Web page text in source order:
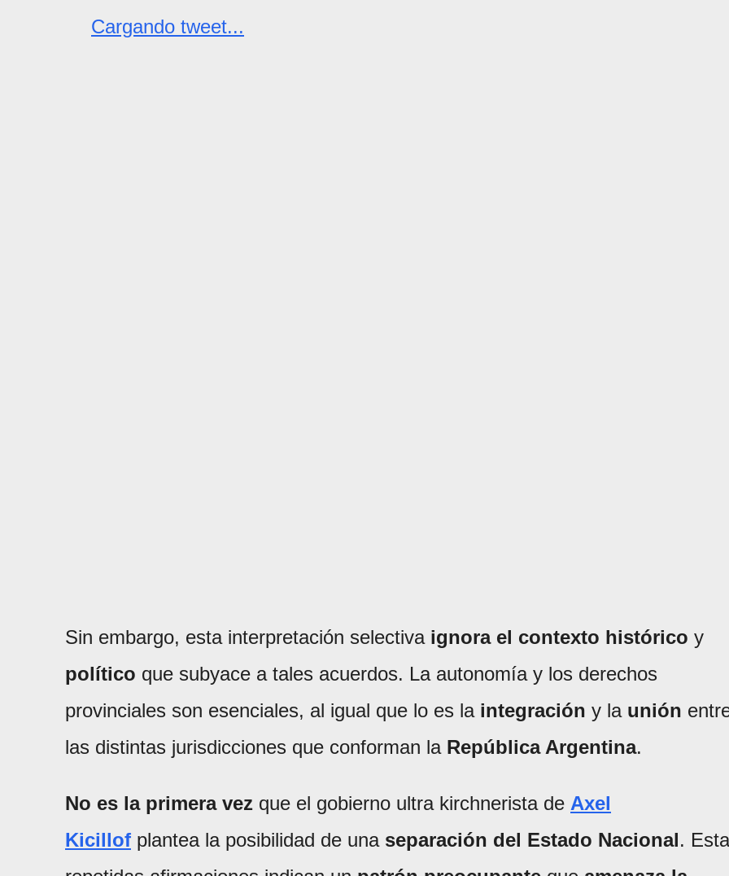
Cargando tweet...
Sin embargo, esta interpretación selectiva ignora el contexto histórico y
político que subyace a tales acuerdos. La autonomía y los derechos
provinciales son esenciales, al igual que lo es la integración y la unión
las distintas jurisdicciones que conforman la República Argentina.
No es la primera vez que el gobierno ultra kirchnerista de Axel
Kicillof plantea la posibilidad de una separación del Estado Nacional.